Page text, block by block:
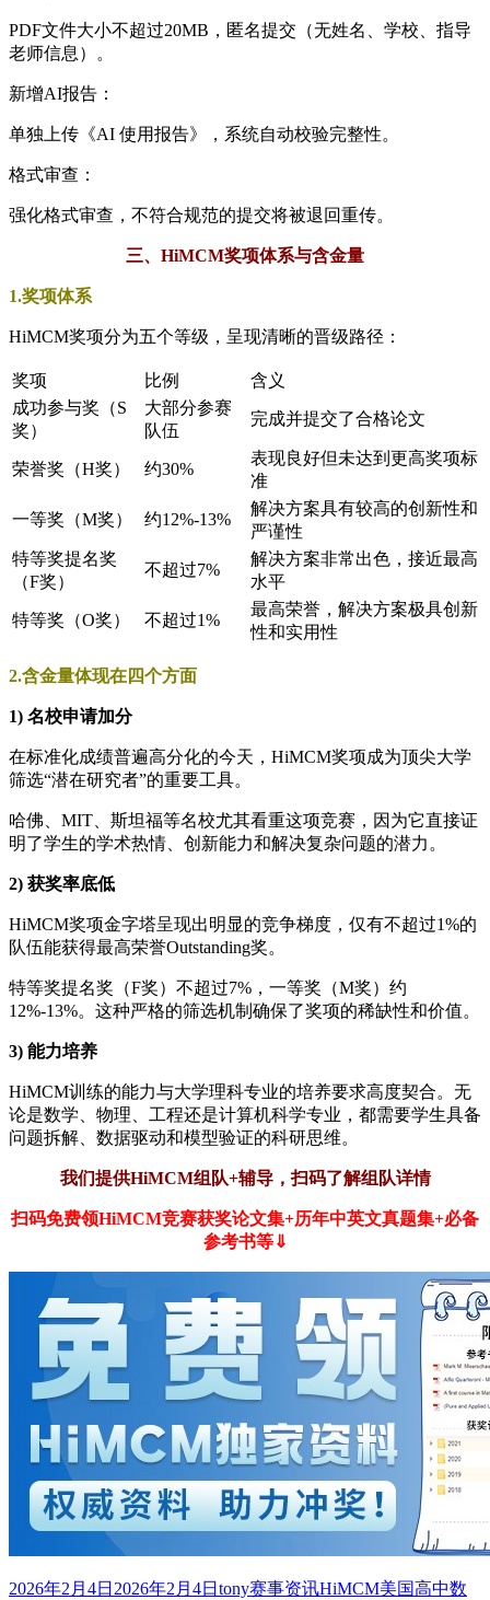
PDF文件大小不超过20MB，匿名提交（无姓名、学校、指导
老师信息）。
新增AI报告：
单独上传《AI 使用报告》，系统自动校验完整性。
格式审查：
强化格式审查，不符合规范的提交将被退回重传。
三、HiMCM奖项体系与含金量
1.奖项体系
HiMCM奖项分为五个等级，呈现清晰的晋级路径：
奖项 比例
含义
成功参与奖（S
奖）
大部分参赛
队伍
完成并提交了合格论文
荣誉奖（H奖） 约30%
表现良好但未达到更高奖项标
准
一等奖（M奖） 约12%-13%
解决方案具有较高的创新性和
严谨性
特等奖提名奖
（F奖）
不超过7%
解决方案非常出色，接近最高
水平
特等奖（O奖） 不超过1%
最高荣誉，解决方案极具创新
性和实用性
2.含金量体现在四个方面
1) 名校申请加分
在标准化成绩普遍高分化的今天，HiMCM奖项成为顶尖大学
筛选“潜在研究者”的重要工具。
哈佛、MIT、斯坦福等名校尤其看重这项竞赛，因为它直接证
明了学生的学术热情、创新能力和解决复杂问题的潜力。
2) 获奖率底低
HiMCM奖项金字塔呈现出明显的竞争梯度，仅有不超过1%的
队伍能获得最高荣誉Outstanding奖。
特等奖提名奖（F奖）不超过7%，一等奖（M奖）约
12%-13%。这种严格的筛选机制确保了奖项的稀缺性和价值。
3) 能力培养
HiMCM训练的能力与大学理科专业的培养要求高度契合。无
论是数学、物理、工程还是计算机科学专业，都需要学生具备
问题拆解、数据驱动和模型验证的科研思维。
我们提供HiMCM组队+辅导，扫码了解组队详情
扫码免费领HiMCM竞赛获奖论文集+历年中英文真题集+必备
参考书等⇓
发
2026年2月4日 2026年2月4日 作
tony分
赛事资讯标
HiMCM美国高中数